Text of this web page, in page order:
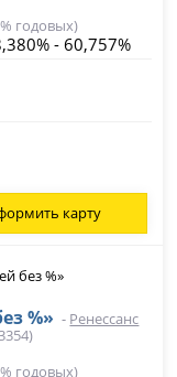
годовых)
- 60,757%
карту
%» - Ренессанс
годовых)